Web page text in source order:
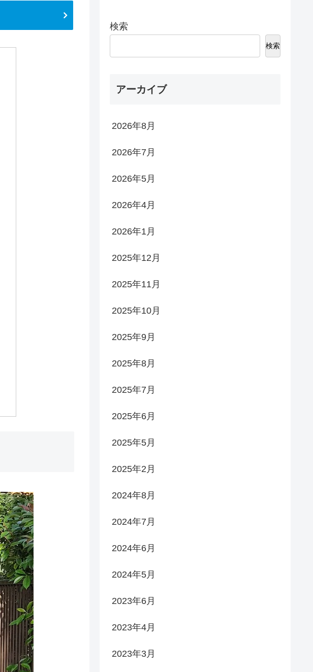
検索
検索
アーカイブ
2026年8月
2026年7月
2026年5月
2026年4月
2026年1月
2025年12月
2025年11月
2025年10月
2025年9月
2025年8月
2025年7月
2025年6月
2025年5月
2025年2月
2024年8月
2024年7月
2024年6月
2024年5月
2023年6月
2023年4月
2023年3月